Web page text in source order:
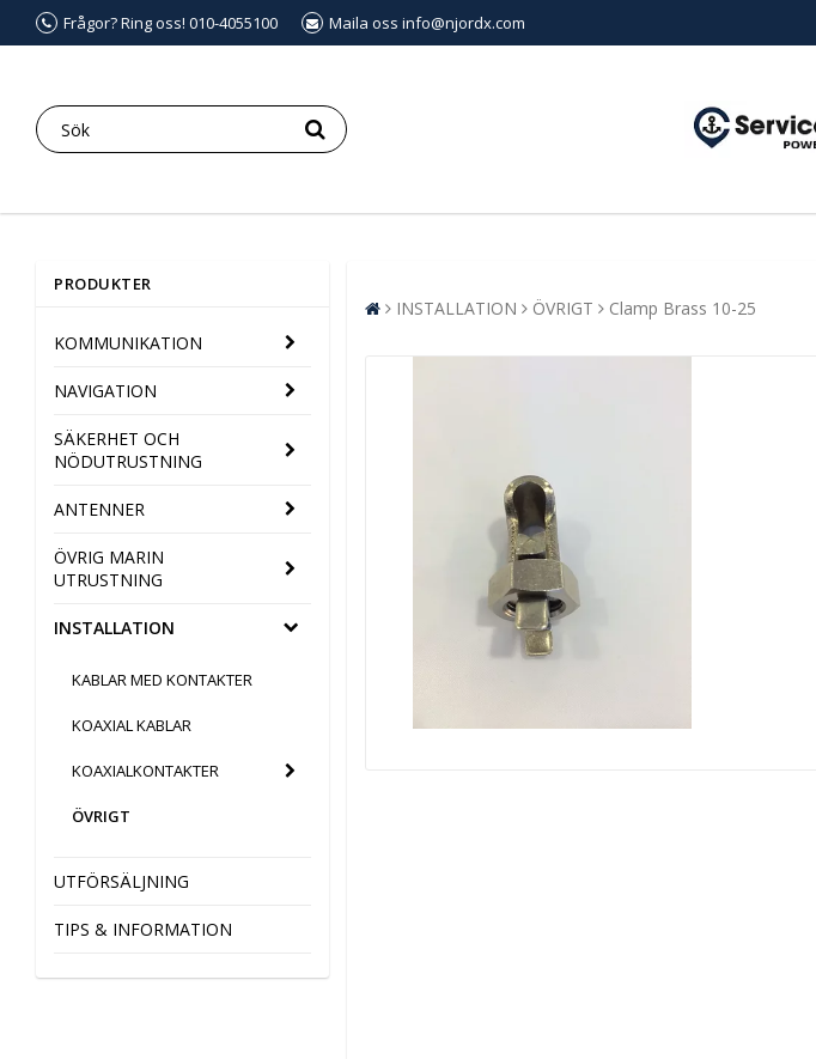
Frågor? Ring oss! 010-4055100 Maila oss info@njordx.com
PRODUKTER
KOMMUNIKATION
NAVIGATION
SÄKERHET OCH
NÖDUTRUSTNING
ANTENNER
ÖVRIG MARIN
UTRUSTNING
INSTALLATION
KABLAR MED KONTAKTER
KOAXIAL KABLAR
KOAXIALKONTAKTER
ÖVRIGT
UTFÖRSÄLJNING
TIPS & INFORMATION
INSTALLATION ÖVRIGT Clamp Brass 10-25